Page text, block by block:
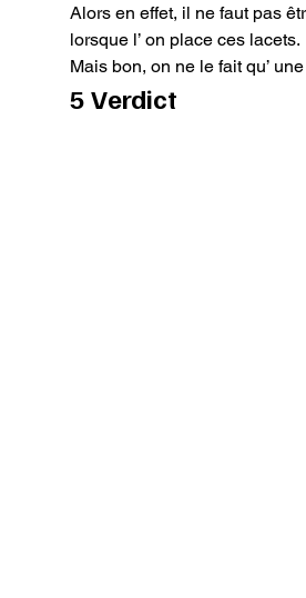
Alors en effet, il ne faut pas
lorsque l’ on place ces lacets.
Mais bon, on ne le fait qu’
5 Verdict